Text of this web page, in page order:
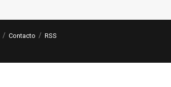
Contacto RSS